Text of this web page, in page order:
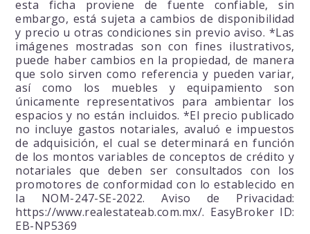
esta ficha proviene de fuente confiable, sin
embargo, está sujeta a cambios de disponibilidad
y precio u otras condiciones sin previo aviso. *Las
imágenes mostradas son con fines ilustrativos,
puede haber cambios en la propiedad, de manera
que solo sirven como referencia y pueden variar,
así como los muebles y equipamiento son
únicamente representativos para ambientar los
espacios y no están incluidos. *El precio publicado
no incluye gastos notariales, avaluó e impuestos
de adquisición, el cual se determinará en función
de los montos variables de conceptos de crédito y
notariales que deben ser consultados con los
promotores de conformidad con lo establecido en
la NOM-247-SE-2022. Aviso de Privacidad:
https://www.realestateab.com.mx/. EasyBroker ID:
EB-NP5369